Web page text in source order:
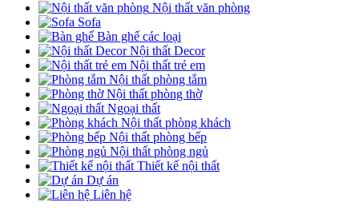
Nội thất văn phòng
Sofa
Bàn ghế các loại
Nội thất Decor
Nội thất trẻ em
Nội thất phòng tắm
Nội thất phòng thờ
Ngoại thất
Nội thất phòng khách
Nội thất phòng bếp
Nội thất phòng ngủ
Thiết kế nội thất
Dự án
Liên hệ